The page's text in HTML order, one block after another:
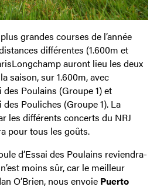
grandes courses de l’année
différentes (1.600m et
auront lieu les deux
saison, sur 1.600m, avec
des Poulains (Groupe 1) et
des Pouliches (Groupe 1). La
les différents concerts du NRJ
pour tous les goûts.
d’Essai des Poulains reviendra-
moins sûr, car le meilleur
O’Brien, nous envoie Puerto